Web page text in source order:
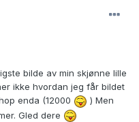
bilde av min skjønne lille
ikke hvordan jeg får bildet
enda (12000
) Men
Gled dere